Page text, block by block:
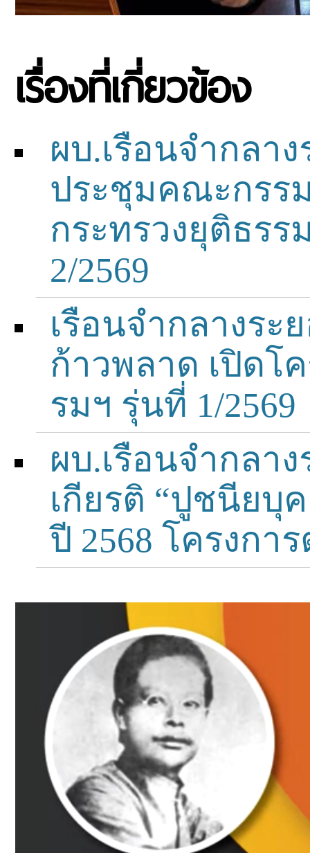
เรื่องที่เกี่ยวข้อง
ผบ.เรือนจำกลา
ประชุมคณะกรร
กระทรวงยุติธร
2/2569
เรือนจำกลางร
ก้าวพลาด เปิดโ
รมฯ รุ่นที่ 1/2569
ผบ.เรือนจำกลา
เกียรติ “ปูชนียบุ
ปี 2568 โครงก